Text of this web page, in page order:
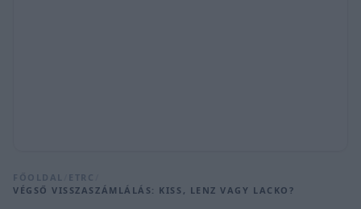
FŐOLDAL ETRC
VÉGSŐ VISSZASZÁMLÁLÁS: KISS, LENZ VAGY LACKO?